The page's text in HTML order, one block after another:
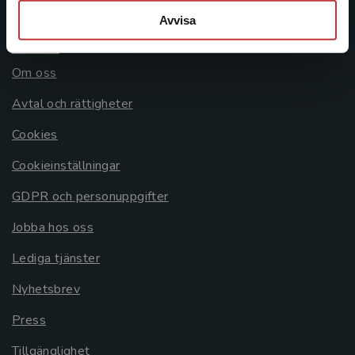
Avvisa
Allmänna länkar
Om oss
Avtal och rättigheter
Cookies
Cookieinställningar
GDPR och personuppgifter
Jobba hos oss
Lediga tjänster
Nyhetsbrev
Press
Tillgänglighet